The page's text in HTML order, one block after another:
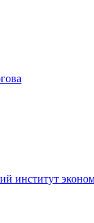
институт